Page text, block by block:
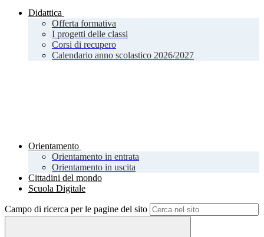
Didattica
Offerta formativa
I progetti delle classi
Corsi di recupero
Calendario anno scolastico 2026/2027
Orientamento
Orientamento in entrata
Orientamento in uscita
Cittadini del mondo
Scuola Digitale
Campo di ricerca per le pagine del sito